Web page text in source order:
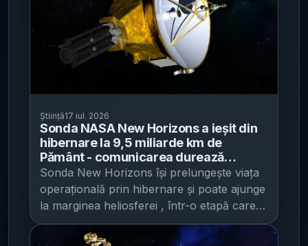
Știință17 iul. 2026
Sonda NASA New Horizons a ieșit din
hibernare la 9,5 miliarde km de
Pământ - comunicarea durează
aproape nouă ore, iar misiunea e
programată până în 2029
Sonda New Horizons își prelungește viața
operațională prin hibernare și poate ajunge
la marginea heliosferei , într-o etapă care
ar putea furniza date relevante despre
mediul cosmic și riscurile pentru viitoare